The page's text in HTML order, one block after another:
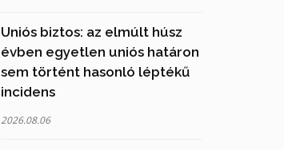
Uniós biztos: az elmúlt húsz
évben egyetlen uniós határon
sem történt hasonló léptékű
incidens
2026.08.06